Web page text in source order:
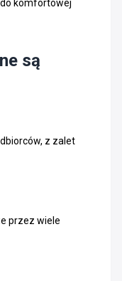
komfortowej
są
z zalet
przez wiele